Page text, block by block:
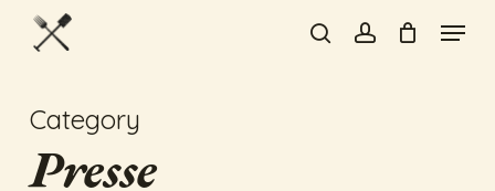
Skip
content
searchaccount
Menu
Category
Presse